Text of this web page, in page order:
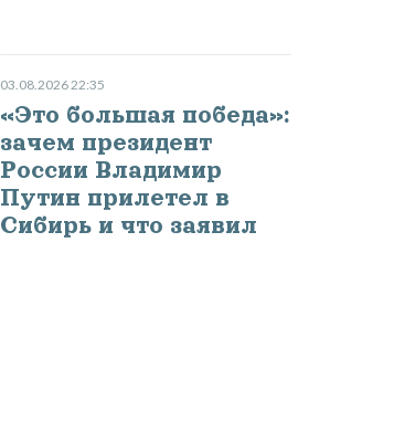
03.08.2026 22:35
«Это большая победа»:
зачем президент
России Владимир
Путин прилетел в
Сибирь и что заявил